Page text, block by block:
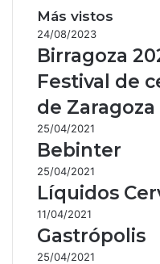
Más vistos
24/08/2023
Birragoza
Festival de
de Zaragoza
25/04/2021
Bebinter
25/04/2021
Líquidos
11/04/2021
Gastrópolis
25/04/2021